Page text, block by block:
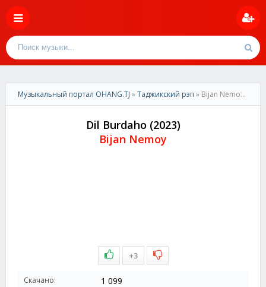
Музыкальный портал OHANG.TJ »Таджикский рэп » Bijan Nemoy - Dil Burdaho (2023)
Dil Burdaho (2023)
Bijan Nemoy
+3
Скачано: 1 099